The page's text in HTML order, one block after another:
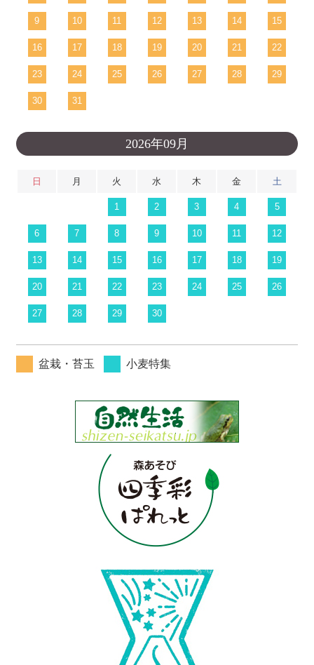
9 10 11 12 13 14 15
16 17 18 19 20 21 22
23 24 25 26 27 28 29
30 31
2026年09月
日 月 火 水 木 金 土
1 2 3 4 5
6 7 8 9 10 11 12
13 14 15 16 17 18 19
20 21 22 23 24 25 26
27 28 29 30
盆栽・苔玉 小麦特集